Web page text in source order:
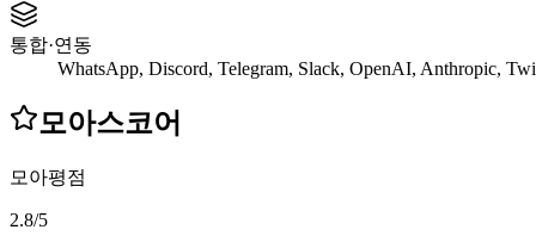
통합·연동
WhatsApp, Discord, Telegram, Slack, OpenAI, Anthropic,
모아스코어
모아평점
2.8/5